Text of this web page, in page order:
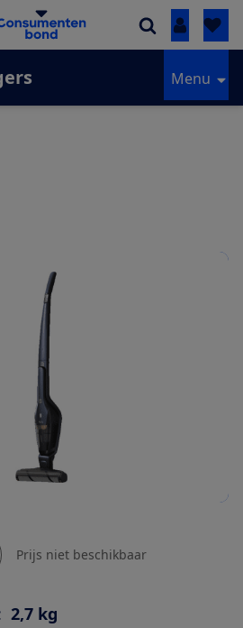
Inloggen
Menu
Prijs niet beschikbaar
2,7 kg